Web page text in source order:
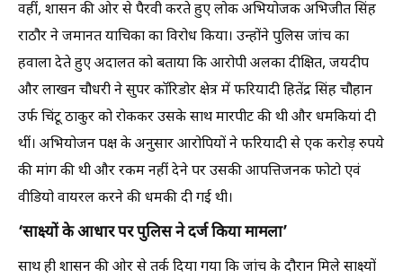
वहीं, शासन की ओर से पैरवी करते हुए लोक अभियोजक अभिजीत सिंह
राठौर ने जमानत याचिका का विरोध किया। उन्होंने पुलिस जांच का
हवाला देते हुए अदालत को बताया कि आरोपी अलका दीक्षित, जयदीप
और लाखन चौधरी ने सुपर कॉरिडोर क्षेत्र में फरियादी हितेंद्र सिंह चौहान
उर्फ चिंटू ठाकुर को रोककर उसके साथ मारपीट की थी और धमकियां दी
थीं। अभियोजन पक्ष के अनुसार आरोपियों ने फरियादी से एक करोड़ रुपये
की मांग की थी और रकम नहीं देने पर उसकी आपत्तिजनक फोटो एवं
वीडियो वायरल करने की धमकी दी गई थी।
‘साक्ष्यों के आधार पर पुलिस ने दर्ज किया मामला’
साथ ही शासन की ओर से तर्क दिया गया कि जांच के दौरान मिले साक्ष्यों